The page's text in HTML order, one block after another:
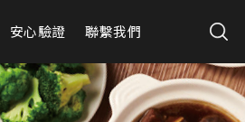
安心驗證 聯繫我們